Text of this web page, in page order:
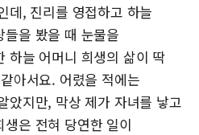
데, 진리를 영접하고 하늘
을 봤을 때 눈물을
하늘 어머니 희생의 삶이 딱
아서요. 어렸을 적에는
았지만, 막상 제가 자녀를 낳고
은 전혀 당연한 일이